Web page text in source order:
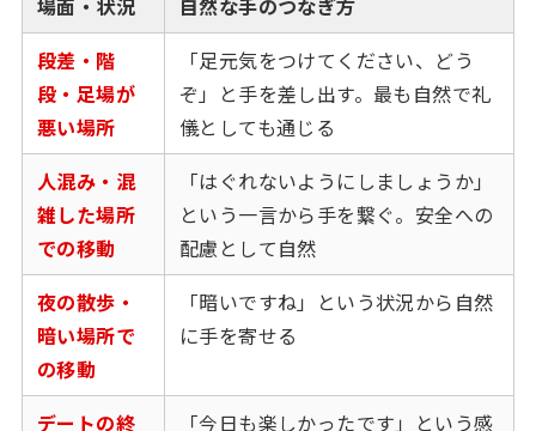
場面・状況
自然な手のつなぎ方
段差・階
段・足場が
悪い場所
「足元気をつけてください、どう
ぞ」と手を差し出す。最も自然で礼
儀としても通じる
人混み・混
雑した場所
での移動
「はぐれないようにしましょうか」
という一言から手を繋ぐ。安全への
配慮として自然
夜の散歩・
暗い場所で
の移動
「暗いですね」という状況から自然
に手を寄せる
デートの終
「今日も楽しかったです」という感